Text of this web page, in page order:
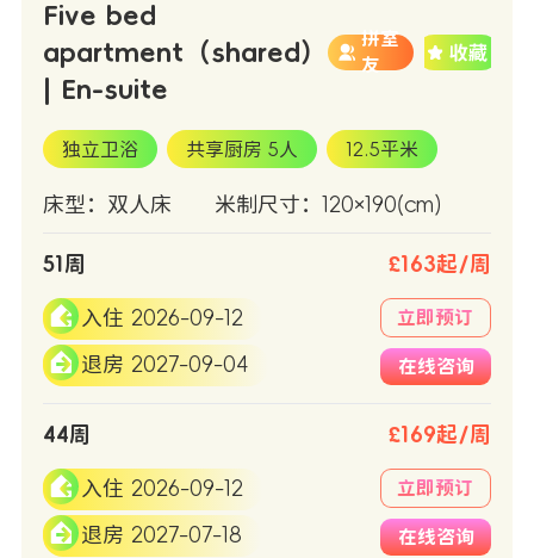
Five bed
apartment（shared）
| En-suite
拼室
友
独立卫浴 共享厨房 5人 12.5平米
床型：双人床 米制尺寸：120×190(cm)
51周 £163起/周
入住 2026-09-12
退房 2027-09-04
立即预订
在线咨询
44周 £169起/周
入住 2026-09-12
退房 2027-07-18
立即预订
在线咨询